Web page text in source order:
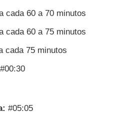
cada 60 a 70 minutos
cada 60 a 75 minutos
cada 75 minutos
#00:30
#05:05